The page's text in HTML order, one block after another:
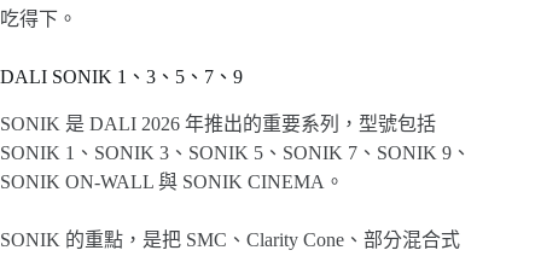
吃得下。
DALI SONIK 1、3、5、7、9
SONIK 是 DALI 2026 年推出的重要系列，型號包括
SONIK 1、SONIK 3、SONIK 5、SONIK 7、SONIK 9、
SONIK ON-WALL 與 SONIK CINEMA。
SONIK 的重點，是把 SMC、Clarity Cone、部分混合式